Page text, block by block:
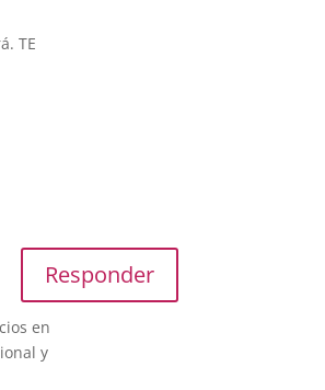
TE
en
y
Responder